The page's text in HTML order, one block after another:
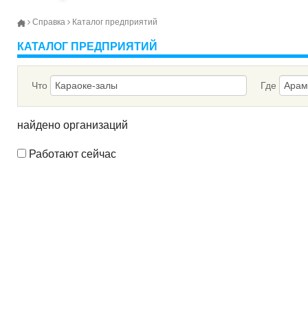
Справка Каталог предприятий
КАТАЛОГ ПРЕДПРИЯТИЙ
Что Где
найдено организаций
Работают сейчас